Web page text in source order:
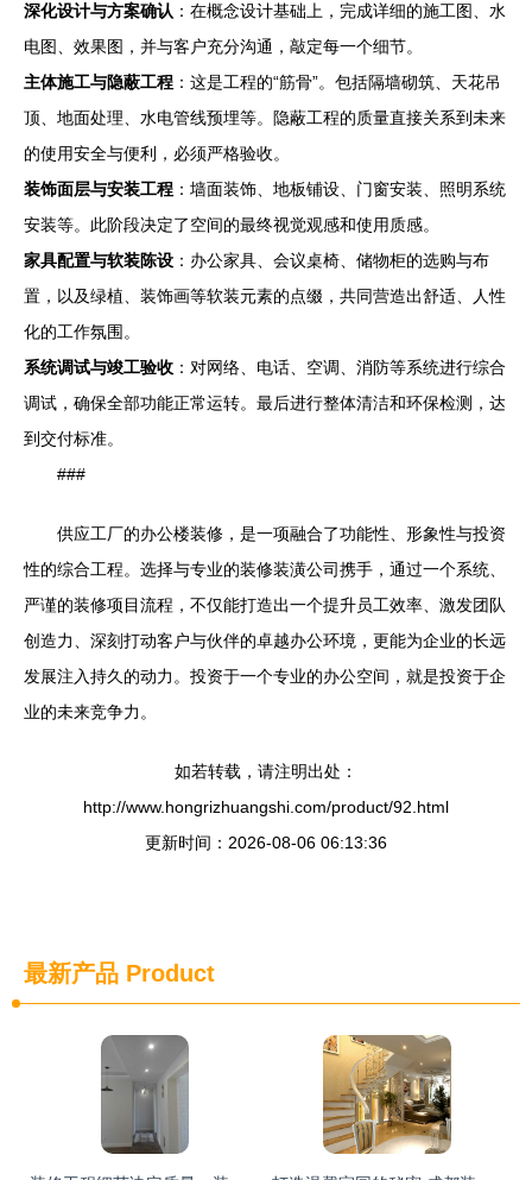
深化设计与方案确认 ：在概念设计基础上，完成详细的施工图、水
电图、效果图，并与客户充分沟通，敲定每一个细节。
主体施工与隐蔽工程 ：这是工程的“筋骨”。包括隔墙砌筑、天花吊
顶、地面处理、水电管线预埋等。隐蔽工程的质量直接关系到未来
的使用安全与便利，必须严格验收。
装饰面层与安装工程 ：墙面装饰、地板铺设、门窗安装、照明系统
安装等。此阶段决定了空间的最终视觉观感和使用质感。
家具配置与软装陈设 ：办公家具、会议桌椅、储物柜的选购与布
置，以及绿植、装饰画等软装元素的点缀，共同营造出舒适、人性
化的工作氛围。
系统调试与竣工验收 ：对网络、电话、空调、消防等系统进行综合
调试，确保全部功能正常运转。最后进行整体清洁和环保检测，达
到交付标准。
###
供应工厂的办公楼装修，是一项融合了功能性、形象性与投资
性的综合工程。选择与专业的装修装潢公司携手，通过一个系统、
严谨的装修项目流程，不仅能打造出一个提升员工效率、激发团队
创造力、深刻打动客户与伙伴的卓越办公环境，更能为企业的长远
发展注入持久的动力。投资于一个专业的办公空间，就是投资于企
业的未来竞争力。
如若转载，请注明出处：
http://www.hongrizhuangshi.com/product/92.html
更新时间：2026-08-06 06:13:36
最新产品 Product